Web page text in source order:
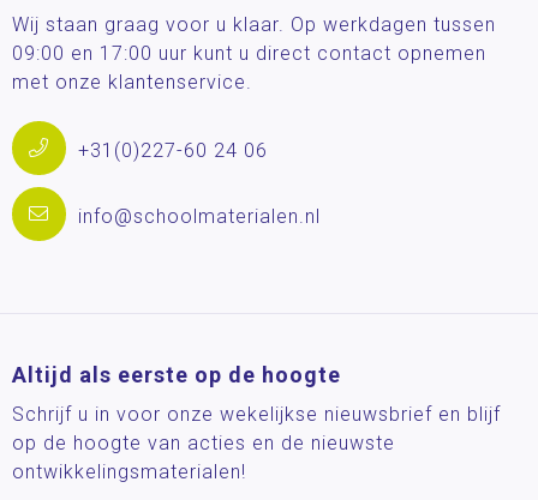
Wij staan graag voor u klaar. Op werkdagen tussen
09:00 en 17:00 uur kunt u direct contact opnemen
met onze klantenservice.
+31(0)227-60 24 06
info@schoolmaterialen.nl
Altijd als eerste op de hoogte
Schrijf u in voor onze wekelijkse nieuwsbrief en blijf
op de hoogte van acties en de nieuwste
ontwikkelingsmaterialen!